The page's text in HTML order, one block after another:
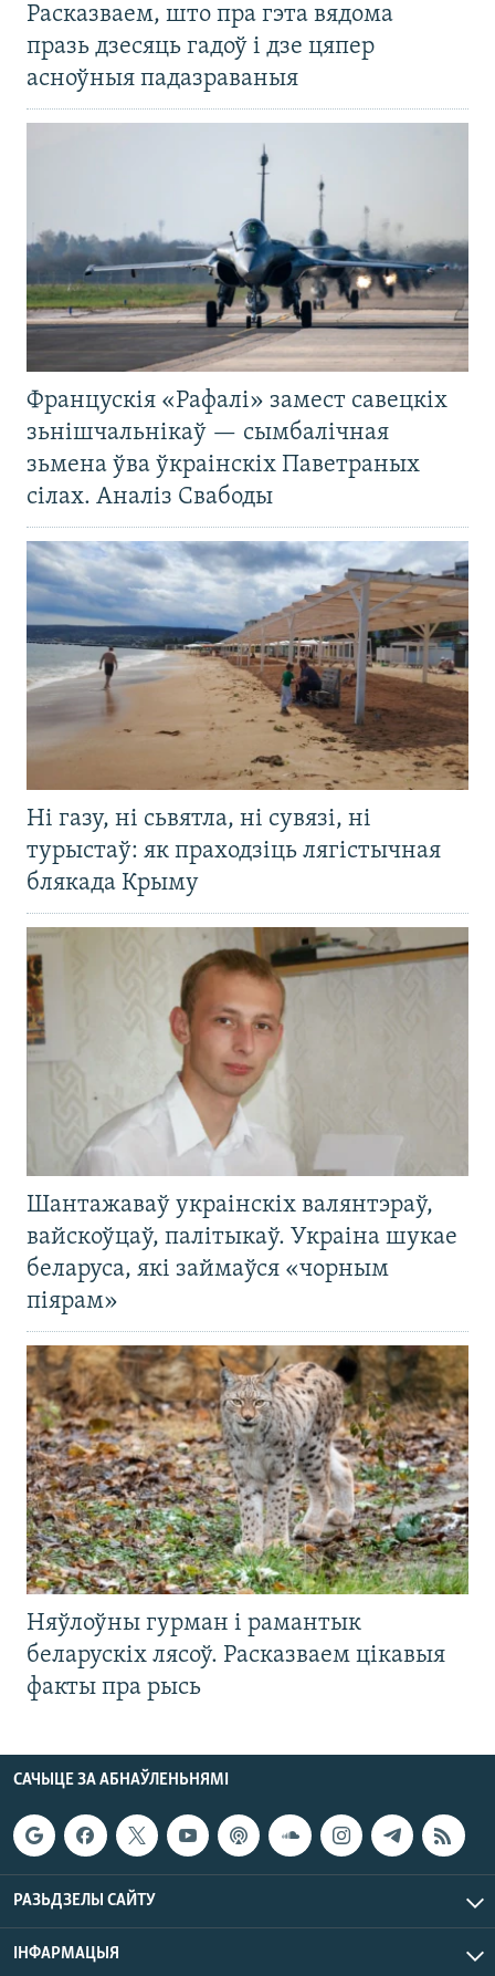
Расказваем, што пра гэта вядома
празь дзесяць гадоў і дзе цяпер
асноўныя падазраваныя
Францускія «Рафалі» замест савецкіх
зьнішчальнікаў — сымбалічная
зьмена ўва ўкраінскіх Паветраных
сілах. Аналіз Свабоды
Ні газу, ні сьвятла, ні сувязі, ні
турыстаў: як праходзіць лягістычная
блякада Крыму
Шантажаваў украінскіх валянтэраў,
вайскоўцаў, палітыкаў. Украіна шукае
беларуса, які займаўся «чорным
піярам»
Няўлоўны гурман і рамантык
беларускіх лясоў. Расказваем цікавыя
факты пра рысь
САЧЫЦЕ ЗА АБНАЎЛЕНЬНЯМІ
РАЗЬДЗЕЛЫ САЙТУ
ІНФАРМАЦЫЯ